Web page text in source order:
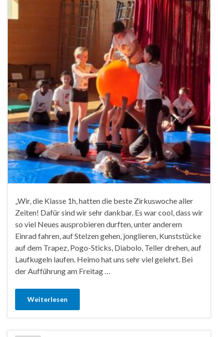
„Wir, die Klasse 1h, hatten die beste Zirkuswoche aller
Zeiten! Dafür sind wir sehr dankbar. Es war cool, dass wir
so viel Neues ausprobieren durften, unter anderem
Einrad fahren, auf Stelzen gehen, jonglieren, Kunststücke
auf dem Trapez, Pogo-Sticks, Diabolo, Teller drehen, auf
Laufkugeln laufen. Heimo hat uns sehr viel gelehrt. Bei
der Aufführung am Freitag …
Weiterlesen